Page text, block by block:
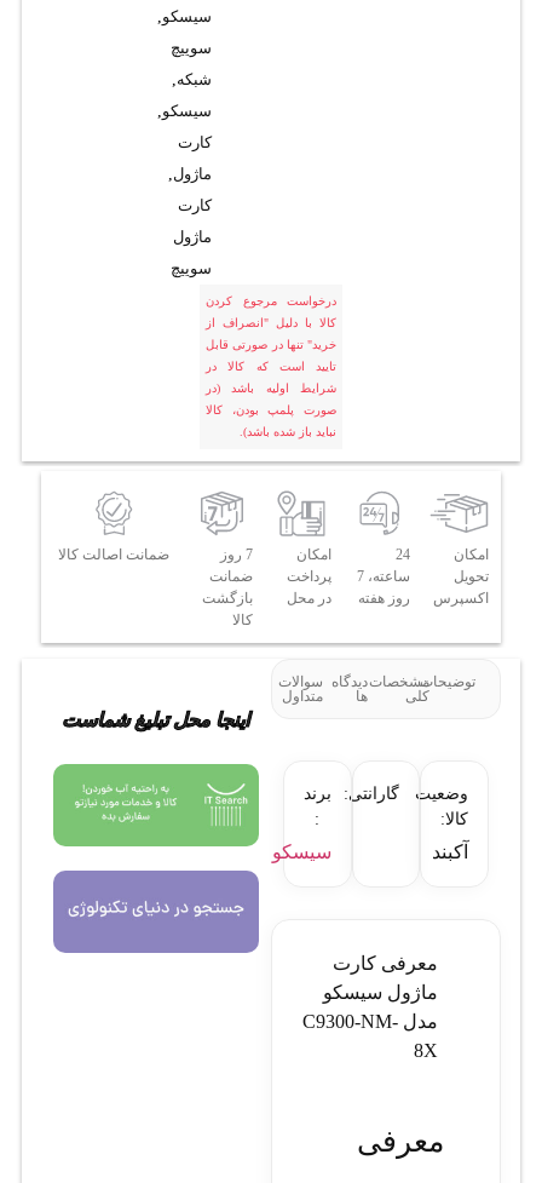
سیسکو,
سوییچ
شبکه,
سیسکو,
کارت
ماژول,
کارت
ماژول
سوییچ
درخواست مرجوع کردن
کالا با دلیل "انصراف از
خرید" تنها در صورتی قابل
تایید است که کالا در
شرایط اولیه باشد (در
صورت پلمپ بودن، کالا
نباید باز شده باشد).
امکان
تحویل
اکسپرس
24
ساعته، 7
روز هفته
امکان
پرداخت
در محل
7 روز
ضمانت
بازگشت
کالا
ضمانت اصالت کالا
توضیحاتمشخصات
کلی
دیدگاه
ها
سوالات
متداول
وضعیت
کالا:
آکبند
گارانتی:
برند
:
سیسکو
معرفی کارت
ماژول سیسکو
مدل C9300-NM-
8X
معرفی
اینجا محل تبلیغ شماست